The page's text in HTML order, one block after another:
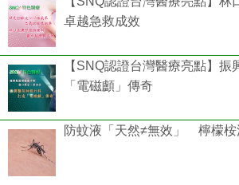
卓越急救成效
【SNQ認證台灣醫療亮點】振
「電磁顱」傳奇
防蚊液「天然≠無效」 檸檬桉